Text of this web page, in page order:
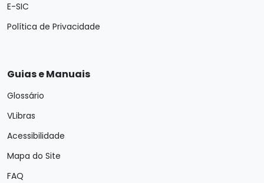
E-SIC
Política de Privacidade
Guias e Manuais
Glossário
VLibras
Acessibilidade
Mapa do Site
FAQ